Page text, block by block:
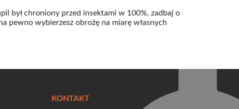
był chroniony przed insektami w 100%, zadbaj o
pewno wybierzesz obrożę na miarę własnych
KONTAKT